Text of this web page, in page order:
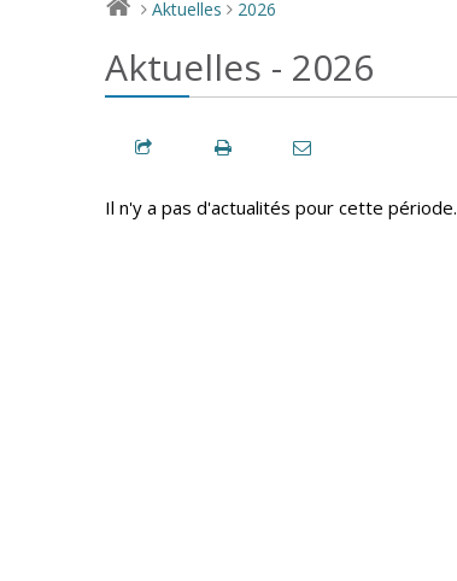
> Aktuelles > 2026
Aktuelles - 2026
Il n'y a pas d'actualités pour cette période.